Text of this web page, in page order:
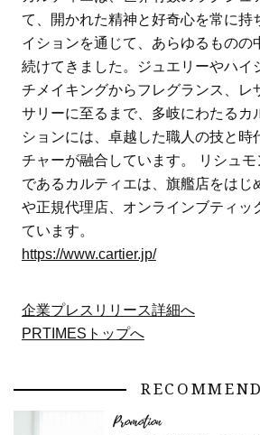
て、開かれた精神と好奇心を常に持
イションを通じて、あらゆるものの
続けてきました。ジュエリーやハイ
チメイキングからフレグランス、レ
サリーに至るまで、多岐にわたるカ
ションには、卓越した職人の技と時
チャーが融合しています。 リシュ
であるカルティエは、旗艦店をはじ
や正規代理店、オンラインブティッ
ています。
https://www.cartier.jp/
企業プレスリリース詳細へ
PRTIMESトップへ
RECOMMEND